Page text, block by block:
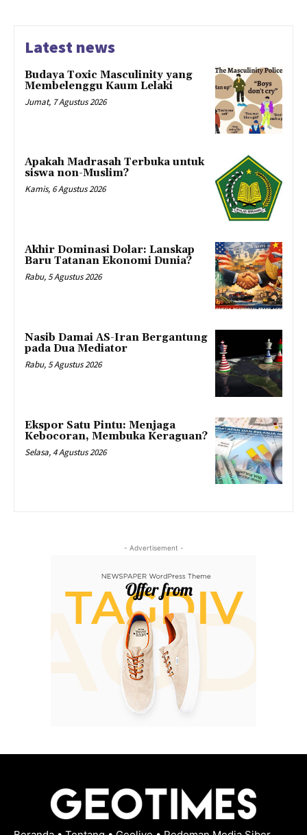
Latest news
Budaya Toxic Masculinity yang
Membelenggu Kaum Lelaki
Jumat, 7 Agustus 2026
Apakah Madrasah Terbuka untuk
siswa non-Muslim?
Kamis, 6 Agustus 2026
Akhir Dominasi Dolar: Lanskap
Baru Tatanan Ekonomi Dunia?
Rabu, 5 Agustus 2026
Nasib Damai AS-Iran Bergantung
pada Dua Mediator
Rabu, 5 Agustus 2026
Ekspor Satu Pintu: Menjaga
Kebocoran, Membuka Keraguan?
Selasa, 4 Agustus 2026
- Advertisement -